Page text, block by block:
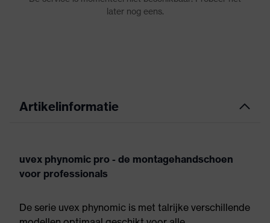
Artikelinformatie
uvex phynomic pro - de montagehandschoen
voor professionals
De serie uvex phynomic is met talrijke verschillende